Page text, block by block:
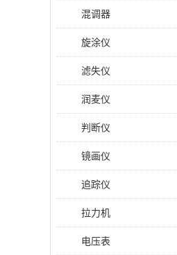
混调器
旋涂仪
滤失仪
润麦仪
判断仪
镜画仪
追踪仪
拉力机
电压表